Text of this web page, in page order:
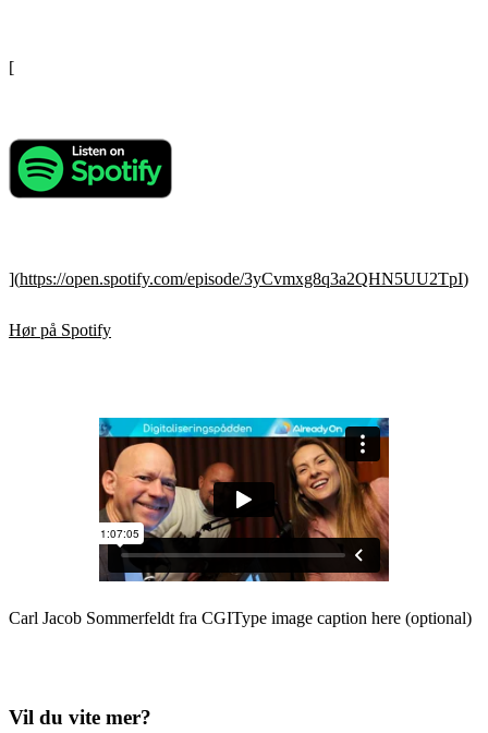
[
](https://open.spotify.com/episode/3yCvmxg8q3a2QHN5UU2TpI)
Hør på Spotify
Carl Jacob Sommerfeldt fra CGIType image caption here (optional)
Vil du vite mer?